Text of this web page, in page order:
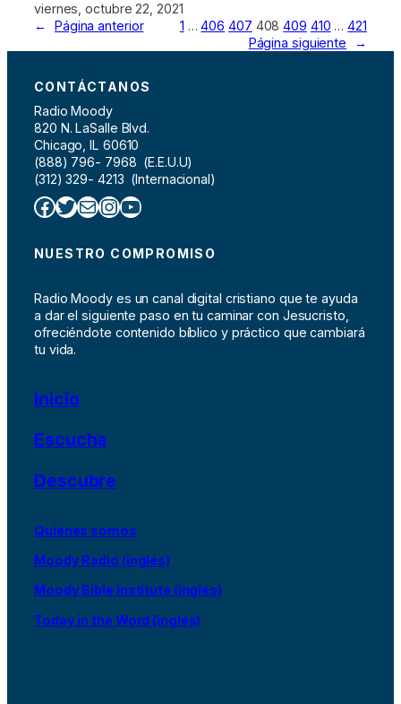
viernes, octubre 22, 2021
←
Página anterior 1 … 406 407 408 409 410 … 421
Página siguiente
→
CONTÁCTANOS
Radio Moody
820 N. LaSalle Blvd.
Chicago, IL 60610
(888) 796- 7968 (E.E.U.U)
(312) 329- 4213 (Internacional)
Facebook Twitter Correo electrónico InstagramYouTube
NUESTRO COMPROMISO
Radio Moody es un canal digital cristiano que te ayuda
a dar el siguiente paso en tu caminar con Jesucristo,
ofreciéndote contenido bíblico y práctico que cambiará
tu vida.
Inicio
Escucha
Descubre
Quiénes somos
Moody Radio (inglés)
Moody Bible Institute (inglés)
Today in the Word (inglés)